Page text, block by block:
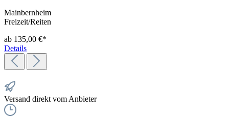
Mainbernheim
Freizeit/Reiten
ab 135,00 €*
Details
Versand direkt vom Anbieter